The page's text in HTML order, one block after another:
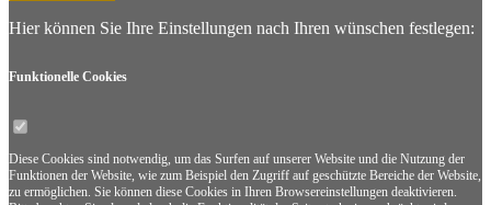
Hier können Sie Ihre Einstellungen nach Ihren wünschen festlegen:
Funktionelle Cookies
Diese Cookies sind notwendig, um das Surfen auf unserer Website und die Nutzung der
Funktionen der Website, wie zum Beispiel den Zugriff auf geschützte Bereiche der Website,
zu ermöglichen. Sie können diese Cookies in Ihren Browsereinstellungen deaktivieren.